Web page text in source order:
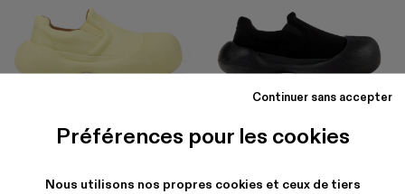
Préférences pour les cookies
Nous utilisons nos propres cookies et ceux de tiers
Continuer sans accepter
-40%CHF 290
CHF 174
CHF 290